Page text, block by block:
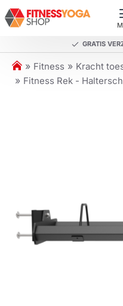
GRATIS
h
o
Fitness Kracht
Fitness Rek -